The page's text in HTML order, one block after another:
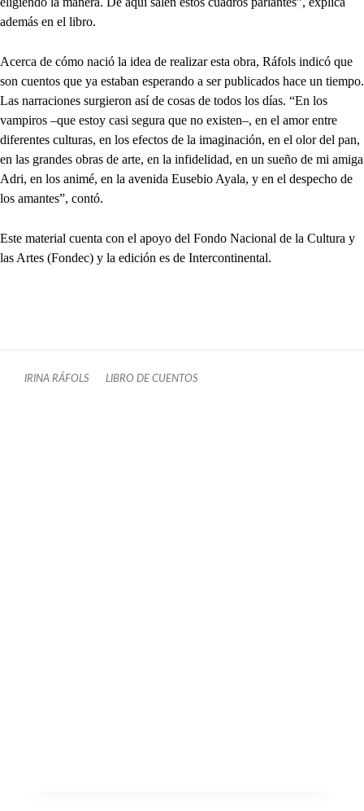
además en el libro.
Acerca de cómo nació la idea de realizar esta obra, Ráfols indicó que
son cuentos que ya estaban esperando a ser publicados hace un tiempo.
Las narraciones surgieron así de cosas de todos los días. “En los
vampiros –que estoy casi segura que no existen–, en el amor entre
diferentes culturas, en los efectos de la imaginación, en el olor del pan,
en las grandes obras de arte, en la infidelidad, en un sueño de mi amiga
Adri, en los animé, en la avenida Eusebio Ayala, y en el despecho de
los amantes”, contó.
Este material cuenta con el apoyo del Fondo Nacional de la Cultura y
las Artes (Fondec) y la edición es de Intercontinental.
IRINA RÁFOLS LIBRO DE CUENTOS